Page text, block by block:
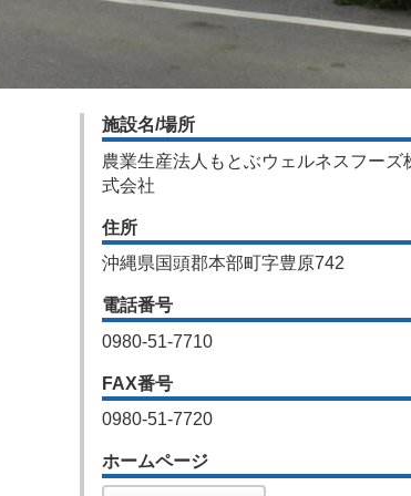
施設名/場所
農業生産法人もとぶウェルネスフーズ
式会社
住所
沖縄県国頭郡本部町字豊原742
電話番号
0980-51-7710
FAX番号
0980-51-7720
ホームページ